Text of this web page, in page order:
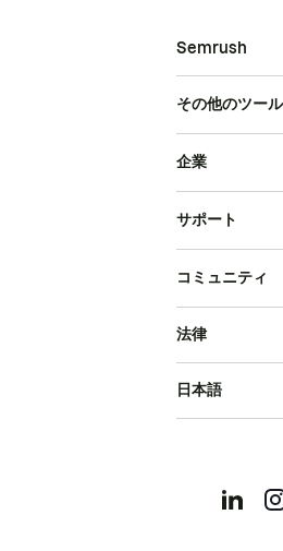
Semrush
その他のツール
企業
サポート
コミュニティ
法律
日本語